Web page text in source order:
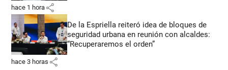
hace 1 hora share
De la Espriella reiteró idea de bloques de
seguridad urbana en reunión con alcaldes:
“Recuperaremos el orden”
hace 3 horas share